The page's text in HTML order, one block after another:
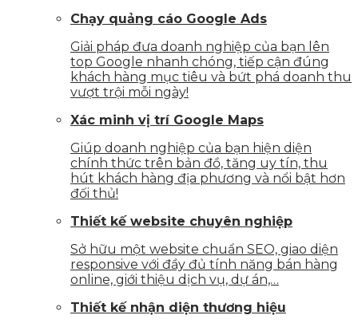
Chạy quảng cáo Google Ads
Giải pháp đưa doanh nghiệp của bạn lên
top Google nhanh chóng, tiếp cận đúng
khách hàng mục tiêu và bứt phá doanh thu
vượt trội mỗi ngày!
Xác minh vị trí Google Maps
Giúp doanh nghiệp của bạn hiện diện
chính thức trên bản đồ, tăng uy tín, thu
hút khách hàng địa phương và nổi bật hơn
đối thủ!
Thiết kế website chuyên nghiệp
Sở hữu một website chuẩn SEO, giao diện
responsive với đầy đủ tính năng bán hàng
online, giới thiệu dịch vụ, dự án,…
Thiết kế nhận diện thương hiệu